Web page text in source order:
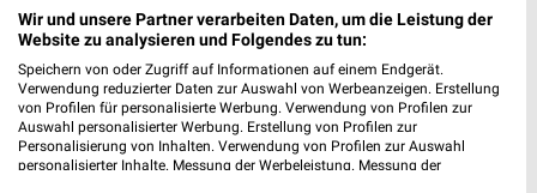
Raumausstatter Trage Lübeck
Wesloer Strasse 11
23568 Lübeck
230,90 km
Wir und unsere Partner verarbeiten Daten, um die Leistung der
Website zu analysieren und Folgendes zu tun:
Speichern von oder Zugriff auf Informationen auf einem Endgerät.
Verwendung reduzierter Daten zur Auswahl von Werbeanzeigen. Erstellung
von Profilen für personalisierte Werbung. Verwendung von Profilen zur
Auswahl personalisierter Werbung. Erstellung von Profilen zur
Personalisierung von Inhalten. Verwendung von Profilen zur Auswahl
personalisierter Inhalte. Messung der Werbeleistung. Messung der